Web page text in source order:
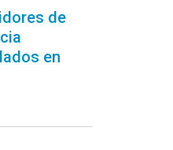
de
en